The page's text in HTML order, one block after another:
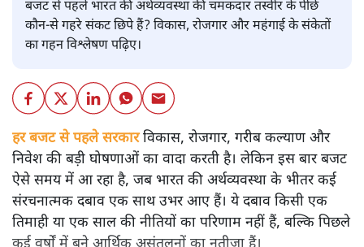
शीतल पी. सिंह
बजट से पहले भारत की अर्थव्यवस्था की चमकदार तस्वीर के पीछे
कौन-से गहरे संकट छिपे हैं? विकास, रोजगार और महंगाई के संकेतों
का गहन विश्लेषण पढ़िए।